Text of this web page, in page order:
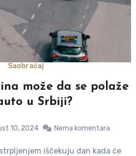
Saobraćaj
može da se polaže
u Srbiji?
10, 2024 Nema komentara